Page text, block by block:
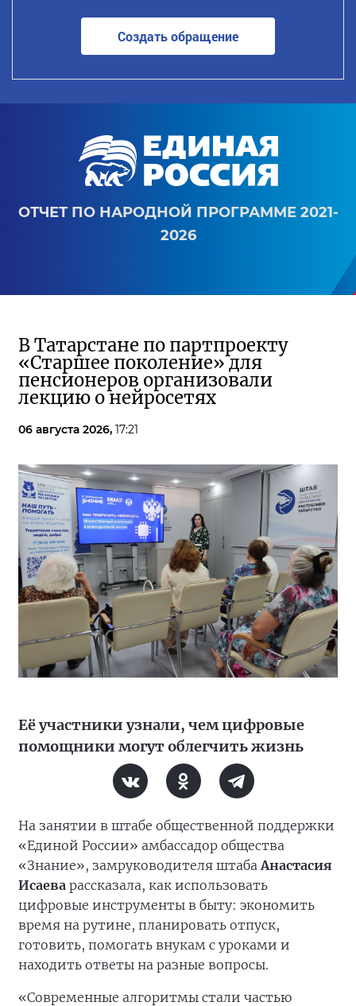
Создать обращение
ОТЧЕТ ПО НАРОДНОЙ ПРОГРАММЕ 2021-
2026
В Татарстане по партпроекту
«Старшее поколение» для
пенсионеров организовали
лекцию о нейросетях
06 августа 2026, 17:21
Её участники узнали, чем цифровые
помощники могут облегчить жизнь
На занятии в штабе общественной поддержки
«Единой России» амбассадор общества
«Знание», замруководителя штабаАнастасия
Исаева рассказала, как использовать
цифровые инструменты в быту: экономить
время на рутине, планировать отпуск,
готовить, помогать внукам с уроками и
находить ответы на разные вопросы.
«Современные алгоритмы стали частью